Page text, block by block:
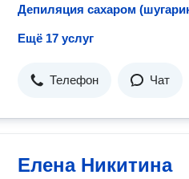
Ещё 17 услуг
Телефон Чат
Елена Никитина